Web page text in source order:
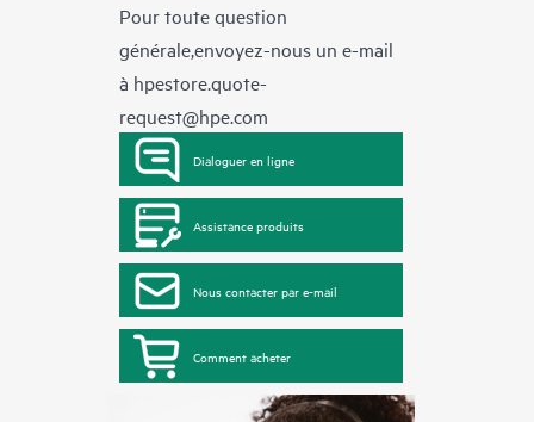
Pour toute question
générale,envoyez-nous un e-mail
à hpestore.quote-
request@hpe.com
Dialoguer en ligne
Assistance produits
Nous contacter par e-mail
Comment acheter